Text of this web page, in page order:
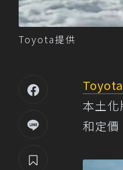
Toyota提供
Toyota
本土
和定價